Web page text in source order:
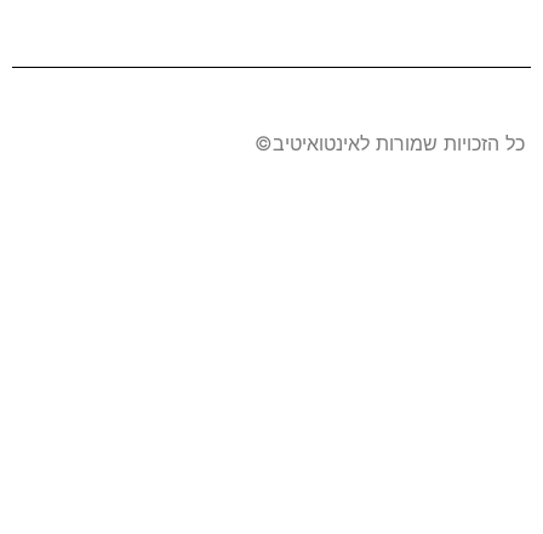
כל הזכויות שמורות לאינטואיטיב​©